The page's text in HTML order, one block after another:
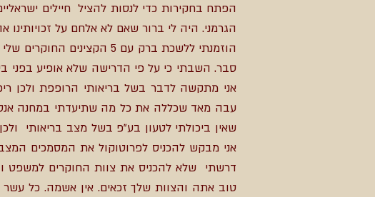
הפתח בחקירות כדי לנסות להציל חיילים
הגרמני. היה לי ברור שאם לא אלחם על
הוזמנתי ללשכת ברק עם 5
סבר. השבתי כי על פי הדרישה שלא אופיע בפני
אני מתקשה לדבר בשל בריאותי הרופפת ולכן
עבה מאד שכללה את כל מה שתיעדתי במחנה
שאין ביכולתי לטעון בע"פ בשל מצב בריאותי
אני מבקש להכניס לפרוטוקול את המסמכים
דרשתי שלא להכניס את צוות החוקרים למשפט
טוב אתה והצוות שלך זכאים. אין אשמה. כל